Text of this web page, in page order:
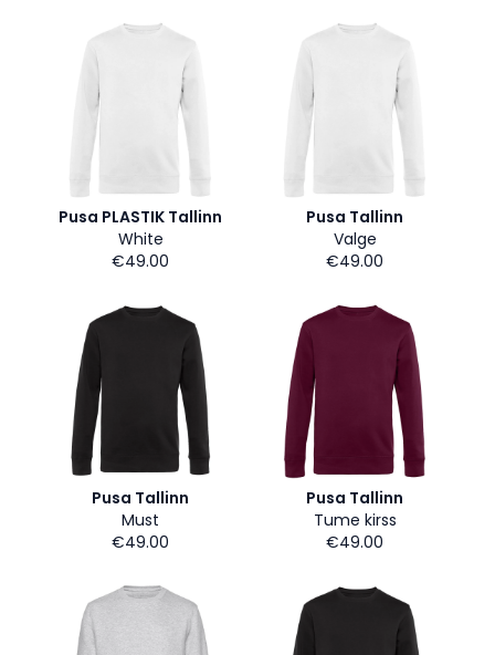
Pusa PLASTIK Tallinn
White
€49.00
Pusa Tallinn
Valge
€49.00
Pusa Tallinn
Must
€49.00
Pusa Tallinn
Tume kirss
€49.00